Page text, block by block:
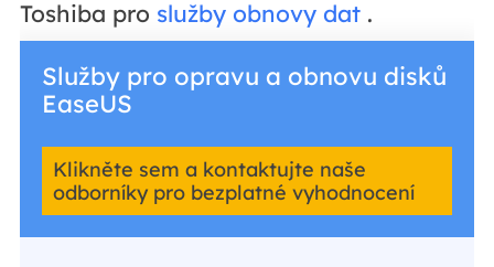
Toshiba pro služby obnovy dat.
Služby pro opravu a obnovu disků
EaseUS
Klikněte sem a kontaktujte naše
odborníky pro bezplatné vyhodnocení